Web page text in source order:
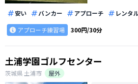
安い バンカー アプローチ
レンタ
アプローチ練習場
300円/30分
土浦学園ゴルフセンター
茨城県土浦市
屋外